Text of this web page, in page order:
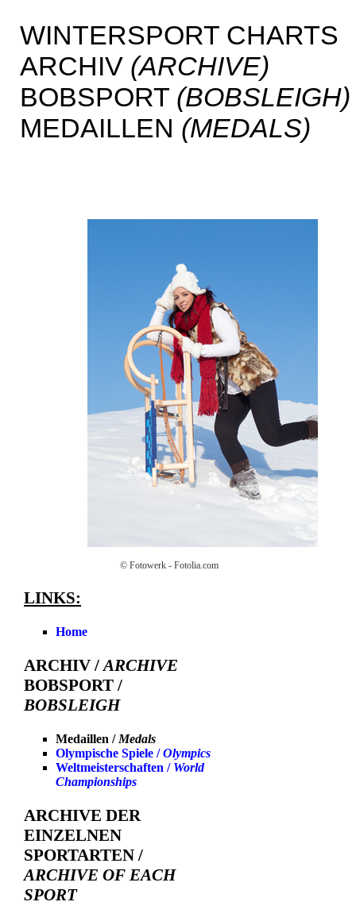
WINTERSPORT CHARTS
ARCHIV (ARCHIVE)
BOBSPORT (BOBSLEIGH)
MEDAILLEN (MEDALS)
© Fotowerk - Fotolia.com
LINKS:
Home
ARCHIV /ARCHIVE
BOBSPORT /
BOBSLEIGH
Medaillen / Medals
Olympische Spiele /Olympics
Weltmeisterschaften / World
Championships
ARCHIVE DER
EINZELNEN
SPORTARTEN /
ARCHIVE OF EACH
SPORT